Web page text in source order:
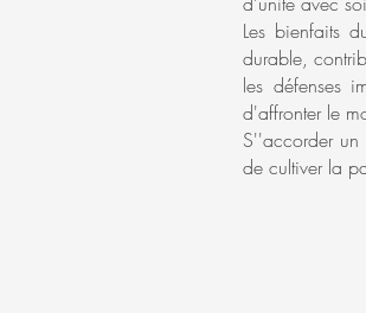
Les bienfaits
durable,
les défenses
d'affronter le
S''accorder un
de cultiver la